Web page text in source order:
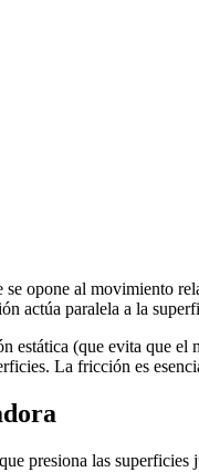
opone al movimiento
actúa paralela a la
estática (que evita que
La fricción es
presiona las